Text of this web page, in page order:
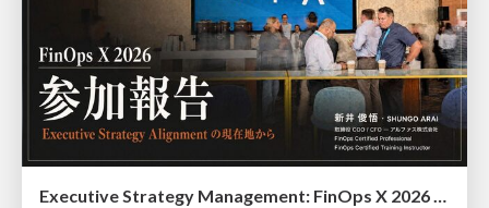
Executive Strategy Management: FinOps X 2026 recap at Japan FinOps Meetup #6